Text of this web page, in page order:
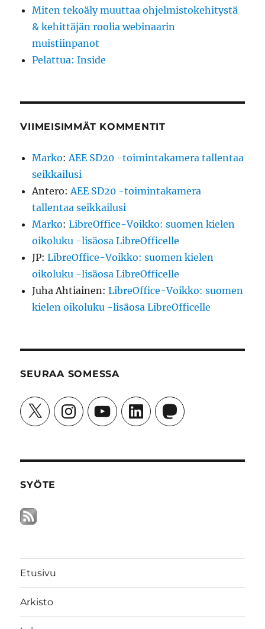
Miten tekoäly muuttaa ohjelmistokehitystä
& kehittäjän roolia webinaarin
muistiinpanot
Pelattua: Inside
VIIMEISIMMÄT KOMMENTIT
Marko:AEE SD20 -toimintakamera tallentaa
seikkailusi
Antero:AEE SD20 -toimintakamera
tallentaa seikkailusi
Marko:LibreOffice-Voikko: suomen kielen
oikoluku -lisäosa LibreOfficelle
JP:LibreOffice-Voikko: suomen kielen
oikoluku -lisäosa LibreOfficelle
Juha Ahtiainen:LibreOffice-Voikko: suomen
kielen oikoluku -lisäosa LibreOfficelle
SEURAA SOMESSA
X InstagramYouTubeLinkedInMastodon
SYÖTE
Etusivu
Arkisto